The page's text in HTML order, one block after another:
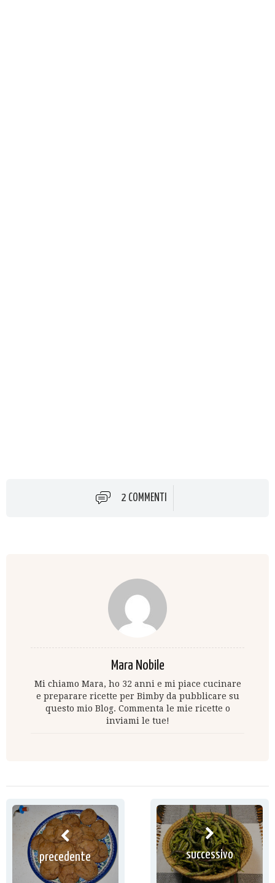
2 COMMENTI
Mara Nobile
Mi chiamo Mara, ho 32 anni e mi piace cucinare
e preparare ricette per Bimby da pubblicare su
questo mio Blog. Commenta le mie ricette o
inviami le tue!
precedente successivo